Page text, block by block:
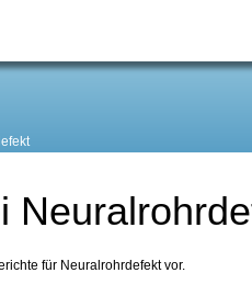
für Neuralrohrdefekt vor.